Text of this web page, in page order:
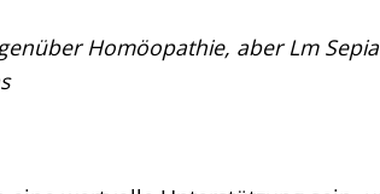
Homöopathie, aber Lm